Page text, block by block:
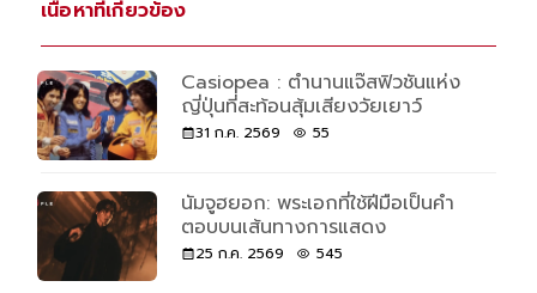
เนื้อหาที่เกี่ยวข้อง
Casiopea : ตำนานแจ๊สฟิวชันแห่ง
ญี่ปุ่นที่สะท้อนสุ้มเสียงวัยเยาว์
นัมจูฮยอก: พระเอกที่ใช้ฝีมือเป็นคำ
ตอบบนเส้นทางการแสดง